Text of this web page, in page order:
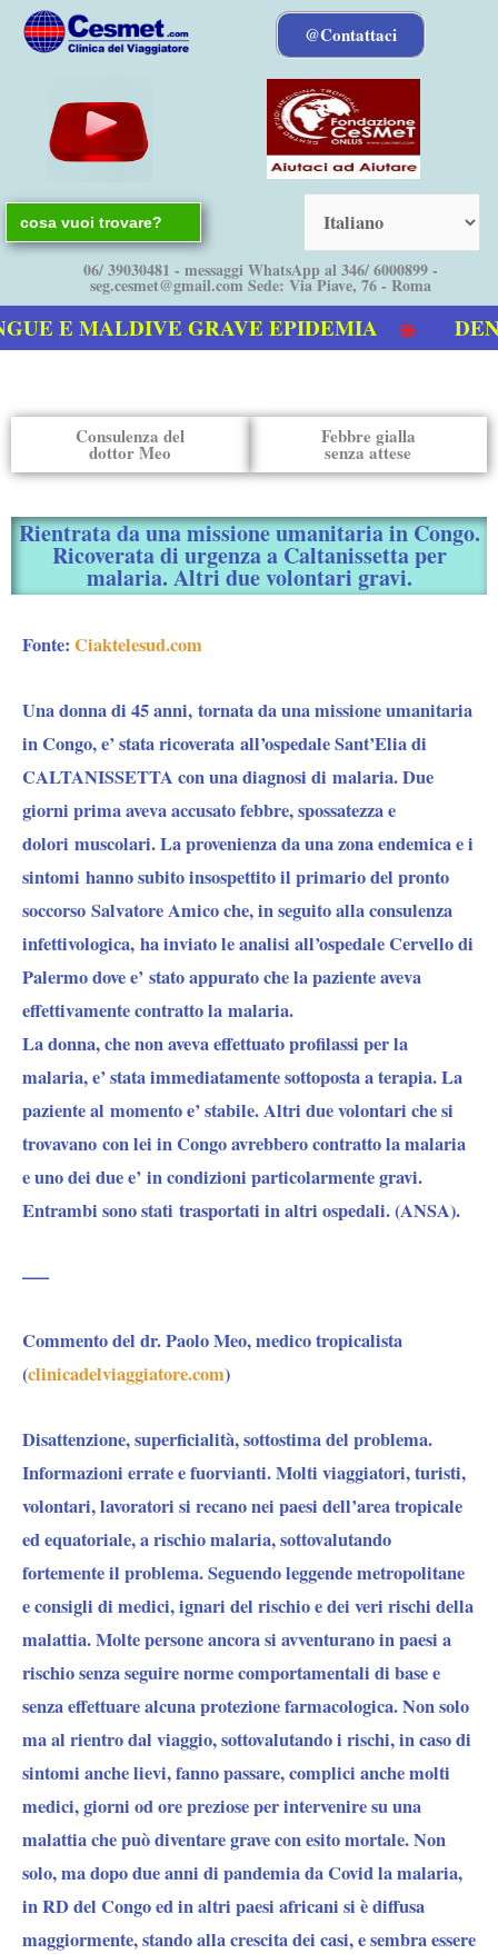
@Contattaci
Search
for:
06/ 39030481 - messaggi WhatsApp al 346/ 6000899 -
seg.cesmet@gmail.com Sede: Via Piave, 76 - Roma
E MALDIVE GRAVE EPIDEMIA
Consulenza del
dottor Meo
Febbre gialla
senza attese
Rientrata da una missione umanitaria in Congo.
Ricoverata di urgenza a Caltanissetta per
malaria. Altri due volontari gravi.
Fonte: Ciaktelesud.com
Una donna di 45 anni, tornata da una missione umanitaria
in Congo, e’ stata ricoverata all’ospedale Sant’Elia di
CALTANISSETTA con una diagnosi di malaria. Due
giorni prima aveva accusato febbre, spossatezza e
dolori muscolari. La provenienza da una zona endemica e i
sintomi hanno subito insospettito il primario del pronto
soccorso Salvatore Amico che, in seguito alla consulenza
infettivologica, ha inviato le analisi all’ospedale Cervello di
Palermo dove e’ stato appurato che la paziente aveva
effettivamente contratto la malaria.
La donna, che non aveva effettuato profilassi per la
malaria, e’ stata immediatamente sottoposta a terapia. La
paziente al momento e’ stabile. Altri due volontari che si
trovavano con lei in Congo avrebbero contratto la malaria
e uno dei due e’ in condizioni particolarmente gravi.
Entrambi sono stati trasportati in altri ospedali. (ANSA).
—–
Commento del dr. Paolo Meo, medico tropicalista
(clinicadelviaggiatore.com)
Disattenzione, superficialità, sottostima del problema.
Informazioni errate e fuorvianti. Molti viaggiatori, turisti,
volontari, lavoratori si recano nei paesi dell’area tropicale
ed equatoriale, a rischio malaria, sottovalutando
fortemente il problema. Seguendo leggende metropolitane
e consigli di medici, ignari del rischio e dei veri rischi della
malattia. Molte persone ancora si avventurano in paesi a
rischio senza seguire norme comportamentali di base e
senza effettuare alcuna protezione farmacologica. Non solo
ma al rientro dal viaggio, sottovalutando i rischi, in caso di
sintomi anche lievi, fanno passare, complici anche molti
medici, giorni od ore preziose per intervenire su una
malattia che può diventare grave con esito mortale. Non
solo, ma dopo due anni di pandemia da Covid la malaria,
in RD del Congo ed in altri paesi africani si è diffusa
maggiormente, stando alla crescita dei casi, e sembra essere